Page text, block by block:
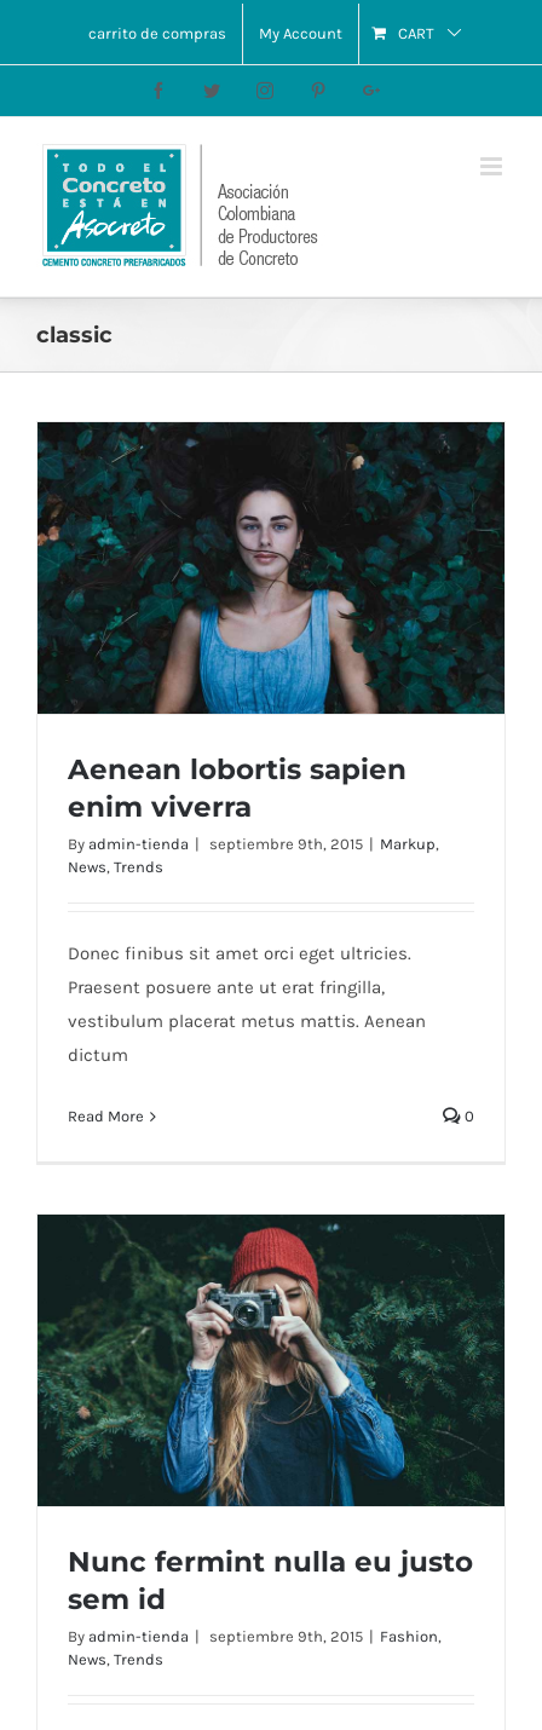
carrito de compras My Account CART
FacebookTwitter InstagramPinterestGoogle+
classic
Aenean lobortis sapien
enim viverra
By admin-tienda | septiembre 9th, 2015 | Markup,
News, Trends
Donec finibus sit amet orci eget ultricies.
Praesent posuere ante ut erat fringilla,
vestibulum placerat metus mattis. Aenean
dictum
Read More 0
Nunc fermint nulla eu justo
sem id
By admin-tienda | septiembre 9th, 2015 | Fashion,
News, Trends